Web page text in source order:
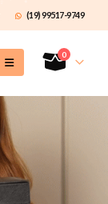
(19) 99517-9749
0